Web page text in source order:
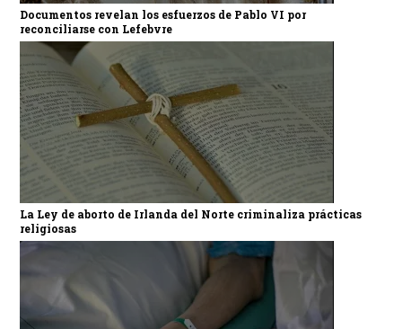
Documentos revelan los esfuerzos de Pablo VI por
reconciliarse con Lefebvre
La Ley de aborto de Irlanda del Norte criminaliza prácticas
religiosas